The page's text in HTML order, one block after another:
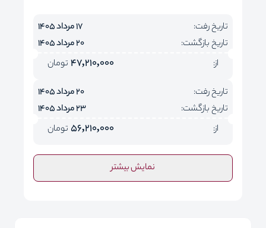
تاریخ رفت:
17 مرداد 1405
تاریخ بازگشت:
20 مرداد 1405
از:
47,210,000 تومان
تاریخ رفت:
20 مرداد 1405
تاریخ بازگشت:
23 مرداد 1405
از:
56,210,000 تومان
نمایش بیشتر